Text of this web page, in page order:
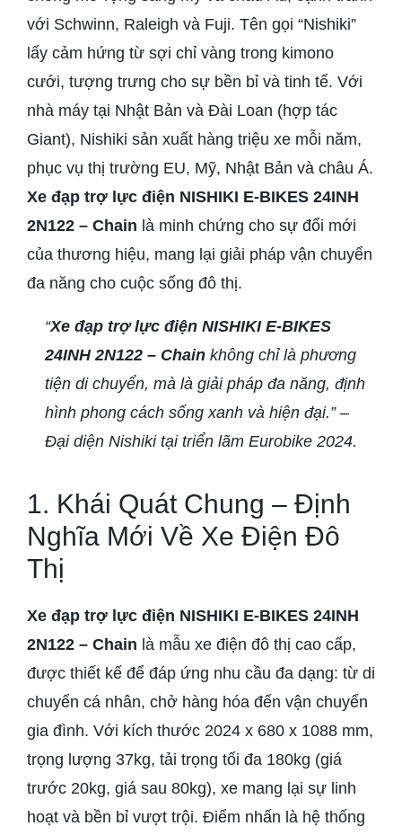
với Schwinn, Raleigh và Fuji. Tên gọi “Nishiki”
lấy cảm hứng từ sợi chỉ vàng trong kimono
cưới, tượng trưng cho sự bền bỉ và tinh tế. Với
nhà máy tại Nhật Bản và Đài Loan (hợp tác
Giant), Nishiki sản xuất hàng triệu xe mỗi năm,
phục vụ thị trường EU, Mỹ, Nhật Bản và châu Á.
Xe đạp trợ lực điện NISHIKI E-BIKES 24INH
2N122 – Chain là minh chứng cho sự đổi mới
của thương hiệu, mang lại giải pháp vận chuyển
đa năng cho cuộc sống đô thị.
“Xe đạp trợ lực điện NISHIKI E-BIKES
24INH 2N122 – Chain không chỉ là phương
tiện di chuyển, mà là giải pháp đa năng, định
hình phong cách sống xanh và hiện đại.” –
Đại diện Nishiki tại triển lãm Eurobike 2024.
1. Khái Quát Chung – Định
Nghĩa Mới Về Xe Điện Đô
Thị
Xe đạp trợ lực điện NISHIKI E-BIKES 24INH
2N122 – Chain là mẫu xe điện đô thị cao cấp,
được thiết kế để đáp ứng nhu cầu đa dạng: từ di
chuyển cá nhân, chở hàng hóa đến vận chuyển
gia đình. Với kích thước 2024 x 680 x 1088 mm,
trọng lượng 37kg, tải trọng tối đa 180kg (giá
trước 20kg, giá sau 80kg), xe mang lại sự linh
hoạt và bền bỉ vượt trội. Điểm nhấn là hệ thống